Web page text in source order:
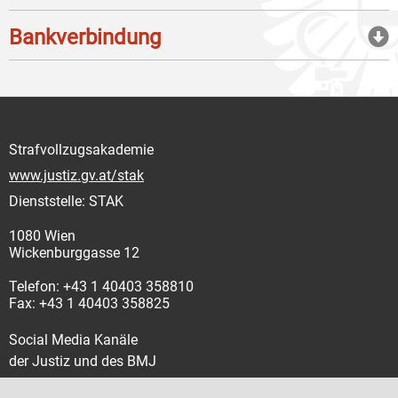
Bankverbindung
Strafvollzugsakademie
www.justiz.gv.at/stak
Dienststelle: STAK
1080 Wien
Wickenburggasse 12
Telefon: +43 1 40403 358810
Fax: +43 1 40403 358825
Social Media Kanäle
der Justiz und des BMJ